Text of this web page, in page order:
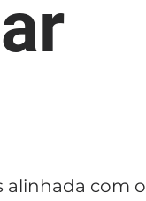
alinhada com o